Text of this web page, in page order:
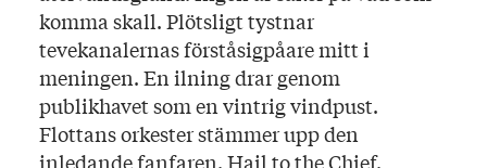
komma skall. Plötsligt tystnar
tevekanalernas förståsigpåare mitt i
meningen. En ilning drar genom
publikhavet som en vintrig vindpust.
Flottans orkester stämmer upp den
inledande fanfaren. Hail to the Chief.